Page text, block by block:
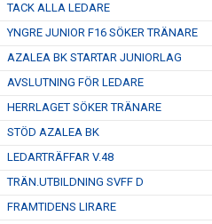
TACK ALLA LEDARE
YNGRE JUNIOR F16 SÖKER TRÄNARE
AZALEA BK STARTAR JUNIORLAG
AVSLUTNING FÖR LEDARE
HERRLAGET SÖKER TRÄNARE
STÖD AZALEA BK
LEDARTRÄFFAR V.48
TRÄN.UTBILDNING SVFF D
FRAMTIDENS LIRARE